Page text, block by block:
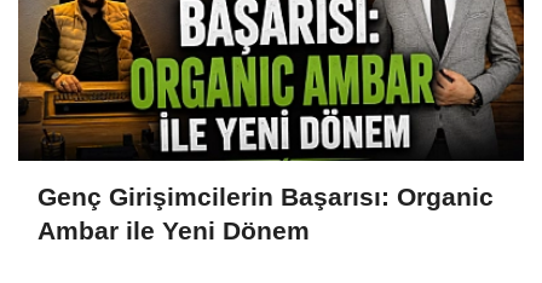
Genç Girişimcilerin Başarısı: Organic
Ambar ile Yeni Dönem